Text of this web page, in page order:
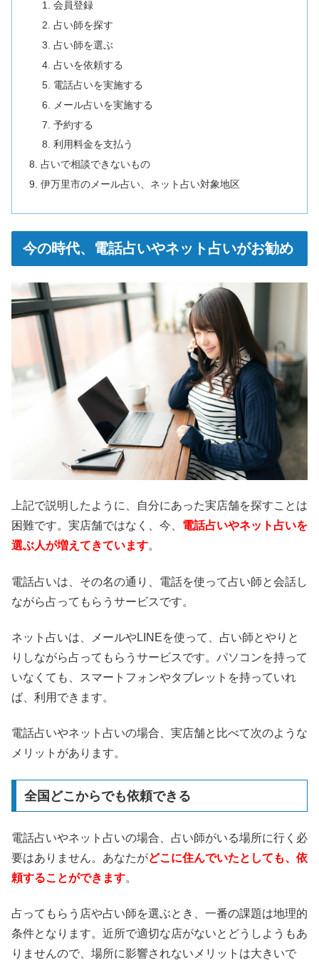
会員登録
占い師を探す
占い師を選ぶ
占いを依頼する
電話占いを実施する
メール占いを実施する
予約する
利用料金を支払う
占いで相談できないもの
伊万里市のメール占い、ネット占い対象地区
今の時代、電話占いやネット占いがお勧め
上記で説明したように、自分にあった実店舗を探すことは
困難です。実店舗ではなく、今、 電話占いやネット占いを
選ぶ人が増えてきています。
電話占いは、その名の通り、電話を使って占い師と会話し
ながら占ってもらうサービスです。
ネット占いは、メールやLINEを使って、占い師とやりと
りしながら占ってもらうサービスです。パソコンを持って
いなくても、スマートフォンやタブレットを持っていれ
ば、利用できます。
電話占いやネット占いの場合、実店舗と比べて次のような
メリットがあります。
全国どこからでも依頼できる
電話占いやネット占いの場合、占い師がいる場所に行く必
要はありません。あなたがどこに住んでいたとしても、依
頼することができます。
占ってもらう店や占い師を選ぶとき、一番の課題は地理的
条件となります。近所で適切な店がないとどうしようもあ
りませんので、場所に影響されないメリットは大きいで